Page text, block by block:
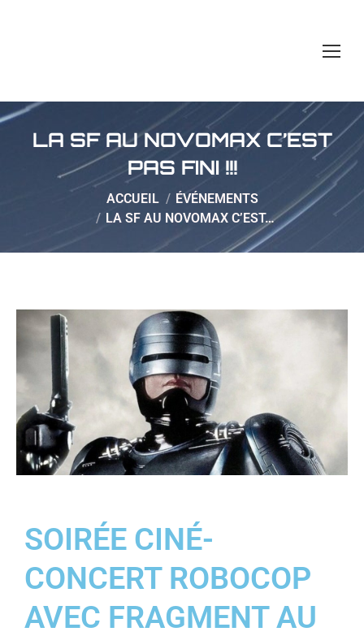
LA SF AU NOVOMAX C’EST
PAS FINI !!!
Vous êtes ici : ACCUEIL
ÉVÉNEMENTS
LA SF AU NOVOMAX C’EST…
SOIRÉE CINÉ-
CONCERT ROBOCOP
AVEC FRAGMENT AU